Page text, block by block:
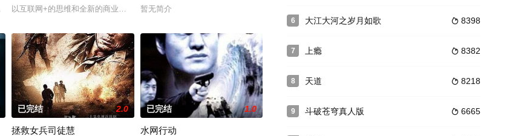
到他和父母身上。在这个遍地黄金的年代，陈浩决定逆转家人的悲惨命运，更
，主要讲了程咬金劫道和其他事情。剧中主要人物程咬金，花大少，李密，秦琼徐茂公等人。程咬金登上了混世魔王的宝
以互联网+的思维和全新的商业模式为看点，讲述了初出社会的青年为了梦想而奋斗，在经历了种种磨难后，面对利益与责任、财富与梦想、亲情与
暂无简介
已完结 2.0
拯救女兵司徒慧
已完结 1.0
水网行动
6  8398
大江大河之岁月如歌
7  8382
上瘾
8  8218
天道
9  6665
斗破苍穹真人版